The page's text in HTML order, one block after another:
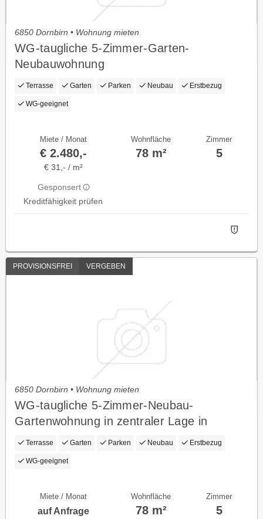
6850 Dornbirn • Wohnung mieten
WG-taugliche 5-Zimmer-Garten-
Neubauwohnung
Terrasse Garten Parken Neubau Erstbezug
WG-geeignet
Miete / Monat
€ 2.480,-
€ 31,- / m²
Gesponsert
Kreditfähigkeit prüfen
Wohnfläche
78 m²
Zimmer
5
PROVISIONSFREI VERGEBEN
6850 Dornbirn • Wohnung mieten
WG-taugliche 5-Zimmer-Neubau-
Gartenwohnung in zentraler Lage in
Dornbirn zum Vermieten!
Terrasse Garten Parken Neubau Erstbezug
WG-geeignet
Miete / Monat
auf Anfrage
Wohnfläche
78 m²
Zimmer
5